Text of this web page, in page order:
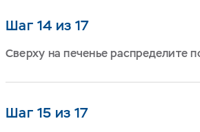
Шаг 14 из 17
Сверху на печенье распределите
Шаг 15 из 17